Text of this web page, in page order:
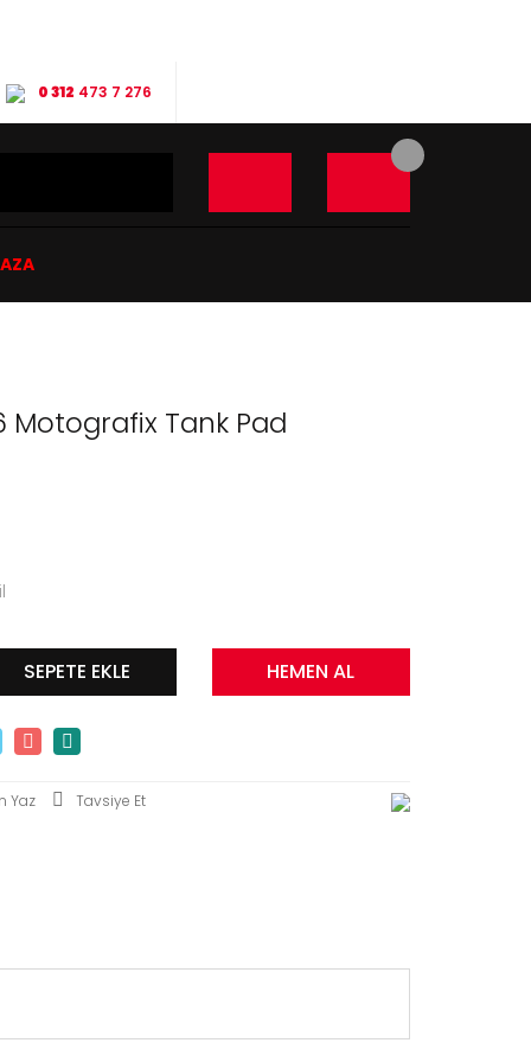
0 312 473 7 276
Motografix Tank Pad
SEPETE EKLE HEMEN AL
Yaz Tavsiye Et